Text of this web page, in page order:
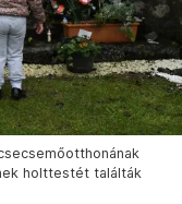
holttestét találták